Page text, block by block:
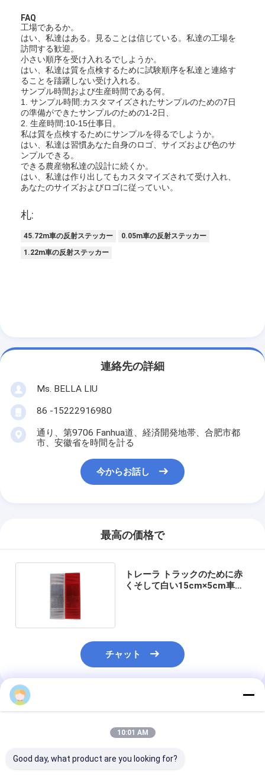
工場 ツアー
品質管理
連絡 ください
ニュース
事件
Retroreflectorのメートル
印Retroreflectometer
レトロの反射メートル
自転車の反射ステッカー
反射テープ ステッカー
車の反射ステッカー
FAQ
工場であるか。
はい、私達はある。見ることは信じている。私達の工場を
訪問する歓迎。
小さい順序を受け入れるでしようか。
はい、私達は質を点検するために試験順序を私達と連絡す
ることを躊躇しない受け入れる。
サンプル時間および生産時間である何。
1. サンプル時間:カスタマイズされたサンプルのための7日
の準備ができたサンプルのための1-2日、
2. 生産時間:10-15仕事日。
私は質を点検するためにサンプルを得るでしようか。
はい、私達は習慣あなた自身のロゴ、サイズおよび色のサ
ンプルできる。
できる農産物私達の設計に続くか。
はい、私達は作り出してもカスタマイズされて受け入れ、
あなたのサイズおよびロゴに従っていい。
札:
45.72m車の反射ステッカー
0.05m車の反射ステッカー
1.22m車の反射ステッカー
連絡先の詳細
Ms. BELLA LIU
86 -15222916980
通り、第9706 Fanhua道、経済開発地帯、合肥市都
市、安徽省を時間を計る
今からお話し
最高の価格で
トレーラ トラックのために赤
くそして白い15cm×5cm車の
チャット
推薦されたプロダクト
10:01 AM
Good day, what product are you looking for?